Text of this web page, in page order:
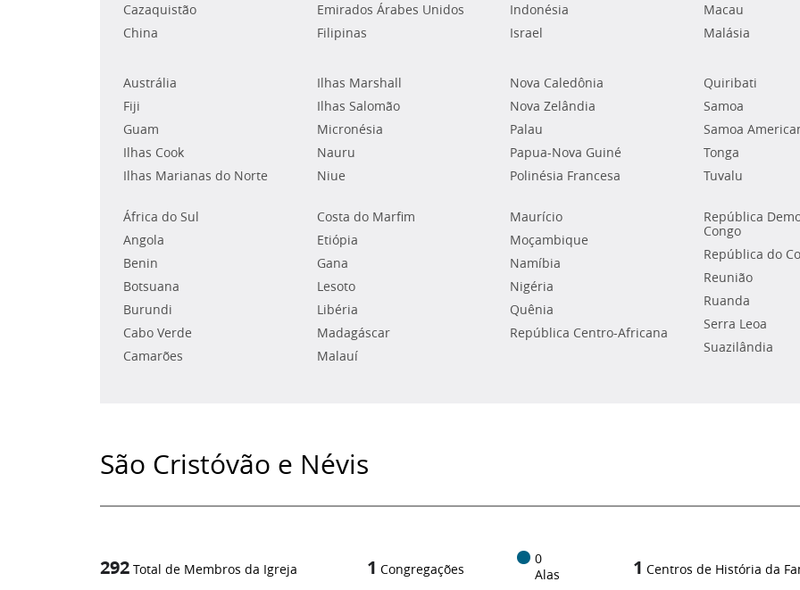
Cazaquistão
China
Emirados Árabes Unidos
Filipinas
Indonésia
Israel
Macau
Malásia
Austrália
Fiji
Guam
Ilhas Cook
Ilhas Marianas do Norte
Ilhas Marshall
Ilhas Salomão
Micronésia
Nauru
Niue
Nova Caledônia
Nova Zelândia
Palau
Papua-Nova Guiné
Polinésia Francesa
Quiribati
Samoa
Samoa
Tonga
Tuvalu
África do Sul
Angola
Benin
Botsuana
Burundi
Cabo Verde
Camarões
Costa do Marfim
Etiópia
Gana
Lesoto
Libéria
Madagáscar
Malauí
Maurício
Moçambique
Namíbia
Nigéria
Quênia
República Centro-Africana
República
Congo
República do
Reunião
Ruanda
Serra Leoa
Suazilândia
São Cristóvão e Névis
292 Total de Membros da Igreja 1 Congregações
0
Alas
1 Centros de História da